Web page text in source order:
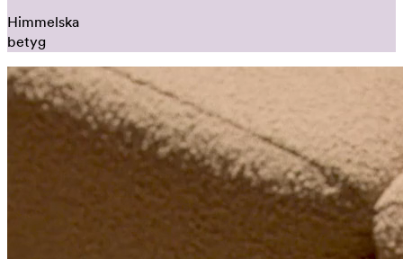
Himmelska
betyg